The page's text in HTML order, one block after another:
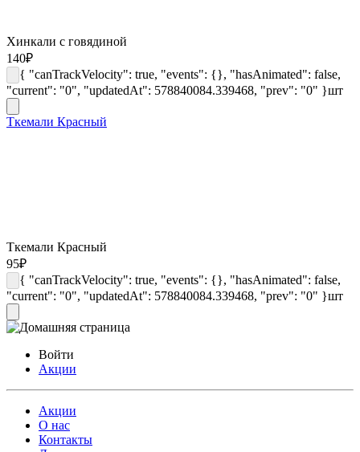
Хинкали с говядиной
140₽
{ "canTrackVelocity": true, "events": {}, "hasAnimated": false,
"current": "0", "updatedAt": 578840084.339468, "prev": "0" }шт
Ткемали Красный
Ткемали Красный
95₽
{ "canTrackVelocity": true, "events": {}, "hasAnimated": false,
"current": "0", "updatedAt": 578840084.339468, "prev": "0" }шт
Войти
Акции
Акции
О нас
Контакты